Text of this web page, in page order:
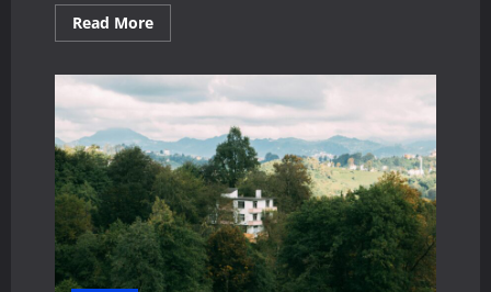
Read MoreRead
more
care
afectează
smalțul
dentar